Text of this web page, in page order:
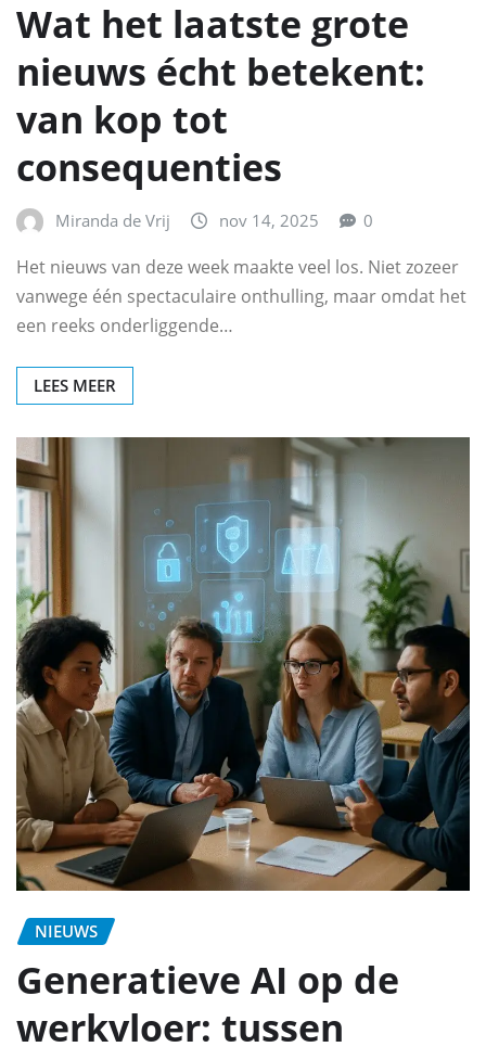
Wat het laatste grote
nieuws écht betekent:
van kop tot
consequenties
Miranda de Vrij nov 14, 2025 0
Het nieuws van deze week maakte veel los. Niet zozeer
vanwege één spectaculaire onthulling, maar omdat het
een reeks onderliggende…
LEES MEER
NIEUWS
Generatieve AI op de
werkvloer: tussen